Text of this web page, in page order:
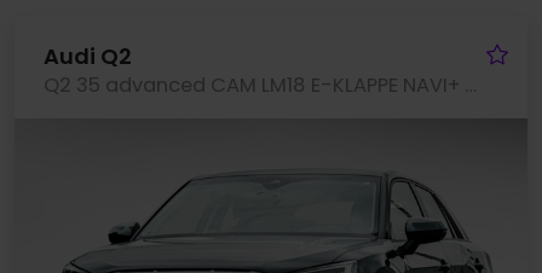
Audi Q2
Q2 35 advanced CAM LM18 E-KLAPPE NAVI+ SITZHEIZ.